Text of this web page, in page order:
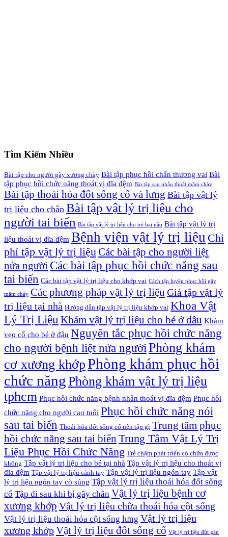
Tìm Kiếm Nhiều
Bài tập cho người gãy xương chày Bài tập phục hồi chấn thương vai Bài
tập phục hồi chức năng thoát vị đĩa đệm Bài tập sau phẫu thuật mâm chày
Bài tập thoái hóa đốt sống cổ và lưng Bài tập vật lý
trị liệu cho chân Bài tập vật lý trị liệu cho
người tai biến Bài tập vật lý trị liệu cho trẻ bại não Bài tập vật lý trị
liệu thoát vị đĩa đệm Bệnh viện vật lý trị liệu Chi
phí tập vật lý trị liệu Các bài tập cho người liệt
nửa người Các bài tập phục hồi chức năng sau
tai biến Các bài tập vật lý trị liệu cho khớp vai Cách tập luyện phục hồi gãy
mâm chày Các phương pháp vật lý trị liệu Giá tập vật lý
trị liệu tại nhà Hướng dẫn tập vật lý trị liệu khớp vai Khoa Vật
Lý Trị Liệu Khám vật lý trị liệu cho bé ở đâu Khám
vẹo cổ cho bé ở đâu Nguyên tắc phục hồi chức năng
cho người bệnh liệt nửa ngườiPhòng khám
cơ xương khớpPhòng khám phục hồi
chức năngPhòng khám vật lý trị liệu
tphcm Phục hồi chức năng bệnh nhân thoát vị đĩa đệm Phục hồi
chức năng cho người cao tuổi Phục hồi chức năng nói
sau tai biến Thoái hóa đốt sống cổ nên tập gì Trung tâm phục
hồi chức năng sau tai biến Trung Tâm Vật Lý Trị
Liệu Phục Hồi Chức Năng Trẻ chậm phát triển có chữa được
không Tập vật lý trị liệu cho bé tại nhà Tập vật lý trị liệu cho thoát vị
đĩa đệm Tập vật lý trị liệu cánh tay Tập vật lý trị liệu ngón tay Tập vật
lý trị liệu ngón tay cò súng Tập vật lý trị liệu thoái hóa đốt sống
cổ Tập đi sau khi bị gãy chân Vật lý trị liệu bệnh cơ
xương khớp Vật lý trị liệu chữa thoái hóa cột sống
Vật lý trị liệu thoái hóa cột sống lưng Vật lý trị liệu
xương khớpVật lý trị liệu đốt sống cổ Vật lý trị liệu đứt gân